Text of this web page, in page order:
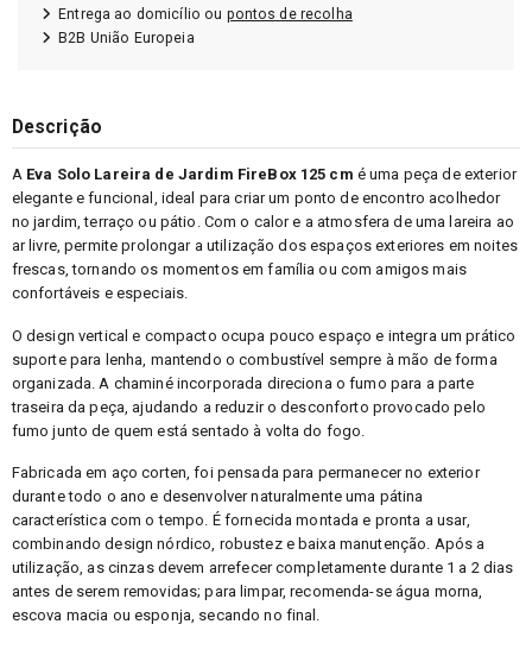
Entrega ao domicílio ou pontos de recolha
B2B União Europeia
Descrição
A Eva Solo Lareira de Jardim FireBox 125 cm é uma peça de exterior
elegante e funcional, ideal para criar um ponto de encontro acolhedor
no jardim, terraço ou pátio. Com o calor e a atmosfera de uma lareira ao
ar livre, permite prolongar a utilização dos espaços exteriores em noites
frescas, tornando os momentos em família ou com amigos mais
confortáveis e especiais.
O design vertical e compacto ocupa pouco espaço e integra um prático
suporte para lenha, mantendo o combustível sempre à mão de forma
organizada. A chaminé incorporada direciona o fumo para a parte
traseira da peça, ajudando a reduzir o desconforto provocado pelo
fumo junto de quem está sentado à volta do fogo.
Fabricada em aço corten, foi pensada para permanecer no exterior
durante todo o ano e desenvolver naturalmente uma pátina
característica com o tempo. É fornecida montada e pronta a usar,
combinando design nórdico, robustez e baixa manutenção. Após a
utilização, as cinzas devem arrefecer completamente durante 1 a 2 dias
antes de serem removidas; para limpar, recomenda-se água morna,
escova macia ou esponja, secando no final.